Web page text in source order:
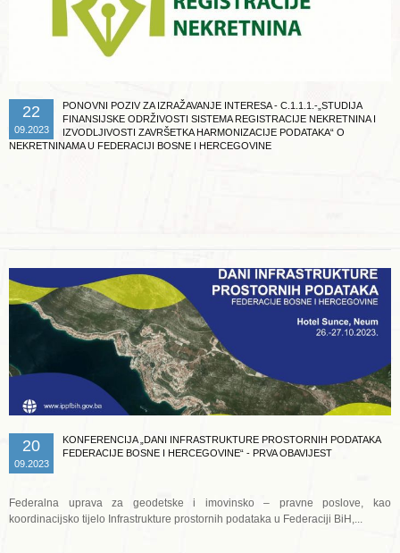
22
09.2023
PONOVNI POZIV ZA IZRAŽAVANJE INTERESA - C.1.1.1.-„STUDIJA
FINANSIJSKE ODRŽIVOSTI SISTEMA REGISTRACIJE NEKRETNINA I
IZVODLJIVOSTI ZAVRŠETKA HARMONIZACIJE PODATAKA“ O
NEKRETNINAMA U FEDERACIJI BOSNE I HERCEGOVINE
20
09.2023
KONFERENCIJA „DANI INFRASTRUKTURE PROSTORNIH PODATAKA
FEDERACIJE BOSNE I HERCEGOVINE“ - PRVA OBAVIJEST
Federalna uprava za geodetske i imovinsko – pravne poslove, kao
koordinacijsko tijelo Infrastrukture prostornih podataka u Federaciji BiH,...